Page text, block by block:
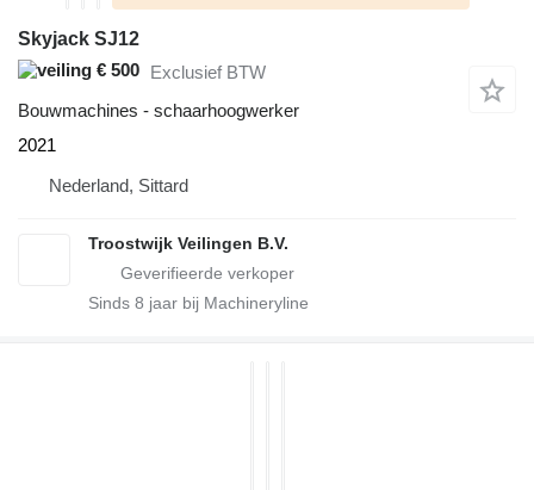
Skyjack SJ12
€ 500 Exclusief BTW
Bouwmachines - schaarhoogwerker
2021
Nederland, Sittard
Troostwijk Veilingen B.V.
Sinds 8 jaar bij Machineryline